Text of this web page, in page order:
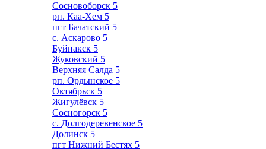
Сосновоборск 5
рп. Каа-Хем 5
пгт Бачатский 5
с. Аскарово 5
Буйнакск 5
Жуковский 5
Верхняя Салда 5
рп. Ордынское 5
Октябрьск 5
Жигулёвск 5
Сосногорск 5
с. Долгодеревенское 5
Долинск 5
пгт Нижний Бестях 5